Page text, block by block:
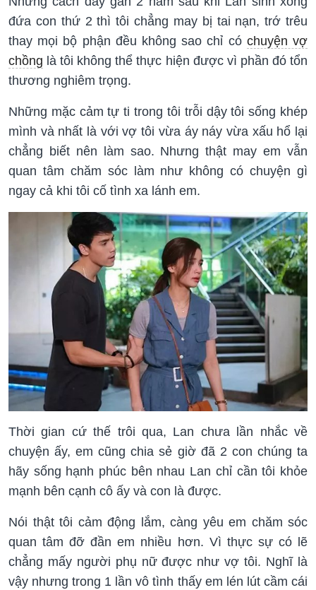
đứa con thứ 2 thì tôi chẳng may bị tai nạn, trớ trêu
thay mọi bộ phận đều không sao chỉ có chuyện vợ
chồng là tôi không thể thực hiện được vì phần đó tổn
thương nghiêm trọng.
Những mặc cảm tự ti trong tôi trỗi dậy tôi sống khép
mình và nhất là với vợ tôi vừa áy náy vừa xấu hổ lại
chẳng biết nên làm sao. Nhưng thật may em vẫn
quan tâm chăm sóc làm như không có chuyện gì
ngay cả khi tôi cố tình xa lánh em.
Thời gian cứ thế trôi qua, Lan chưa lần nhắc về
chuyện ấy, em cũng chia sẻ giờ đã 2 con chúng ta
hãy sống hạnh phúc bên nhau Lan chỉ cần tôi khỏe
mạnh bên cạnh cô ấy và con là được.
Nói thật tôi cảm động lắm, càng yêu em chăm sóc
quan tâm đỡ đần em nhiều hơn. Vì thực sự có lẽ
chẳng mấy người phụ nữ được như vợ tôi. Nghĩ là
vậy nhưng trong 1 lần vô tình thấy em lén lút cầm cái